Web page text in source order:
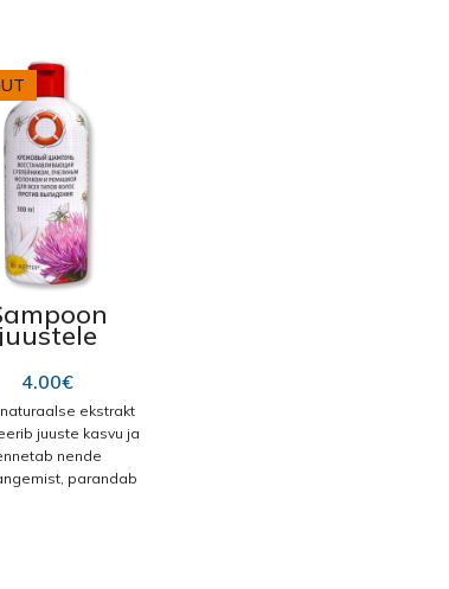
juustele
Takja”
300 ml nr
562
4.00€
ekstrakt
juuste kasvu ja
nende
parandab